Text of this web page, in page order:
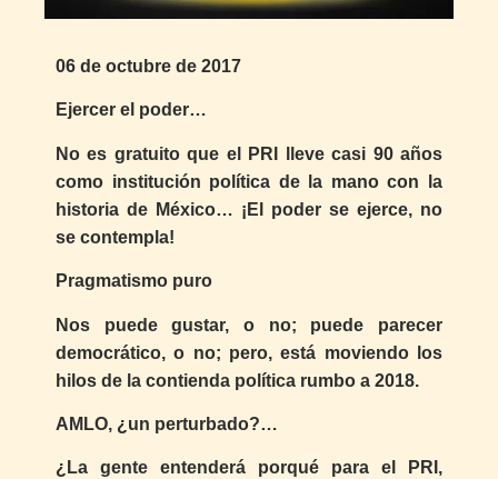
06 de octubre de 2017
Ejercer el poder…
No es gratuito que el PRI lleve casi 90 años
como institución política de la mano con la
historia de México… ¡El poder se ejerce, no
se contempla!
Pragmatismo puro
Nos puede gustar, o no; puede parecer
democrático, o no; pero, está moviendo los
hilos de la contienda política rumbo a 2018.
AMLO, ¿un perturbado?…
¿La gente entenderá porqué para el PRI,